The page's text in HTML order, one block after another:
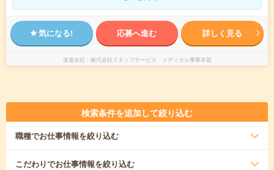
気になる! 応募へ進む 詳しく見る
派遣会社 株式会社スタッフサービス メディカル事業本部
検索条件を追加して絞り込む
職種でお仕事情報を絞り込む
こだわりでお仕事情報を絞り込む